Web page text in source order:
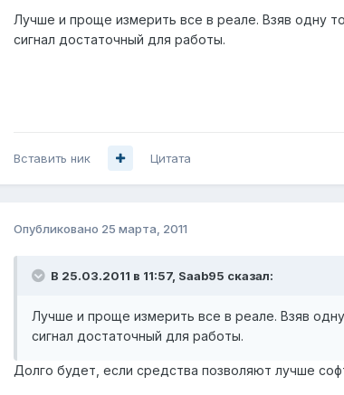
Лучше и проще измерить все в реале. Взяв одну
сигнал достаточный для работы.
Вставить ник Цитата
Опубликовано 25 марта, 2011
В 25.03.2011 в 11:57, Saab95 сказал:
Лучше и проще измерить все в реале. Взяв
сигнал достаточный для работы.
Долго будет, если средства позволяют лучше